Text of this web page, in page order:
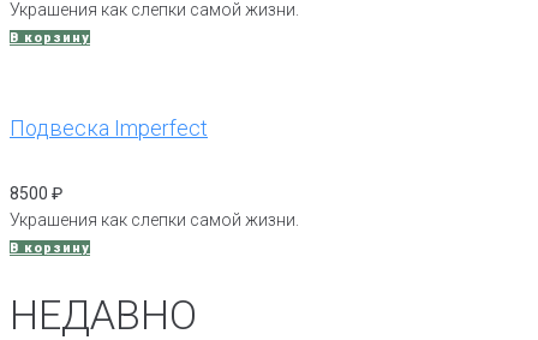
Украшения как слепки самой жизни.
В корзину
Подвеска Imperfect
8500 ₽
Украшения как слепки самой жизни.
В корзину
НЕДАВНО